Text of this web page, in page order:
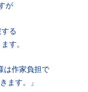
が
る
す。
は作家負担で
ます。」